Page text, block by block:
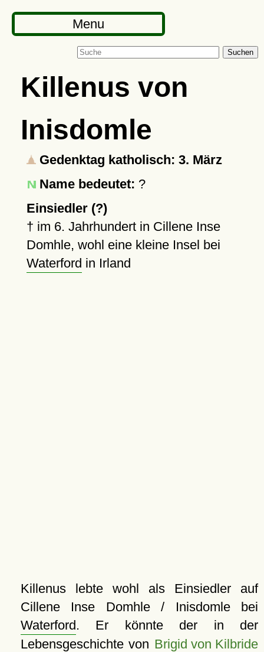
Menu
Suchen
Killenus von
Inisdomle
Gedenktag katholisch: 3. März
Name bedeutet: ?
Einsiedler (?)
† im 6. Jahrhundert in Cillene Inse
Domhle, wohl eine kleine Insel bei
Waterford in Irland
Killenus lebte wohl als Einsiedler auf
Cillene Inse Domhle / Inisdomle bei
Waterford. Er könnte der in der
Lebensgeschichte von Brigid von Kilbride